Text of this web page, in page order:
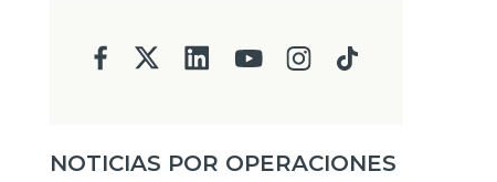
NOTICIAS POR OPERACIONES